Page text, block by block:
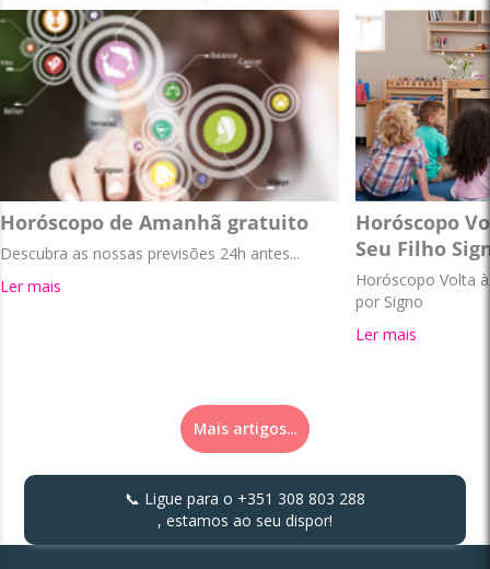
Horóscopo de Amanhã gratuito
Descubra as nossas previsões 24h antes...
Ler mais
Horóscopo
Seu Filho
Horóscopo Volta
por Signo
Ler mais
Mais artigos...
📞 Ligue para o +351 308 803 288
, estamos ao seu dispor!